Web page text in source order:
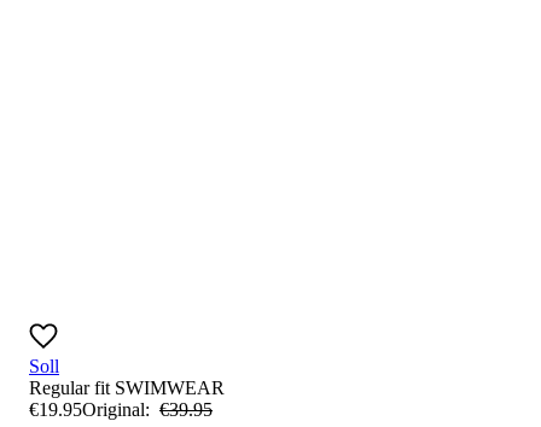
Soll
Regular fit SWIMWEAR
€19.95Original: €39.95